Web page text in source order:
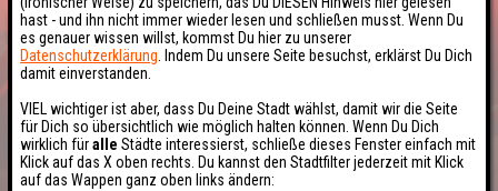
hast - und ihn nicht immer wieder lesen und schließen musst. Wenn Du
es genauer wissen willst, kommst Du hier zu unserer
Datenschutzerklärung . Indem Du unsere Seite besuchst, erklärst Du Dich
damit einverstanden.
VIEL wichtiger ist aber, dass Du Deine Stadt wählst, damit wir die Seite
für Dich so übersichtlich wie möglich halten können. Wenn Du Dich
wirklich füralle Städte interessierst, schließe dieses Fenster einfach mit
Klick auf das X oben rechts. Du kannst den Stadtfilter jederzeit mit Klick
auf das Wappen ganz oben links ändern: